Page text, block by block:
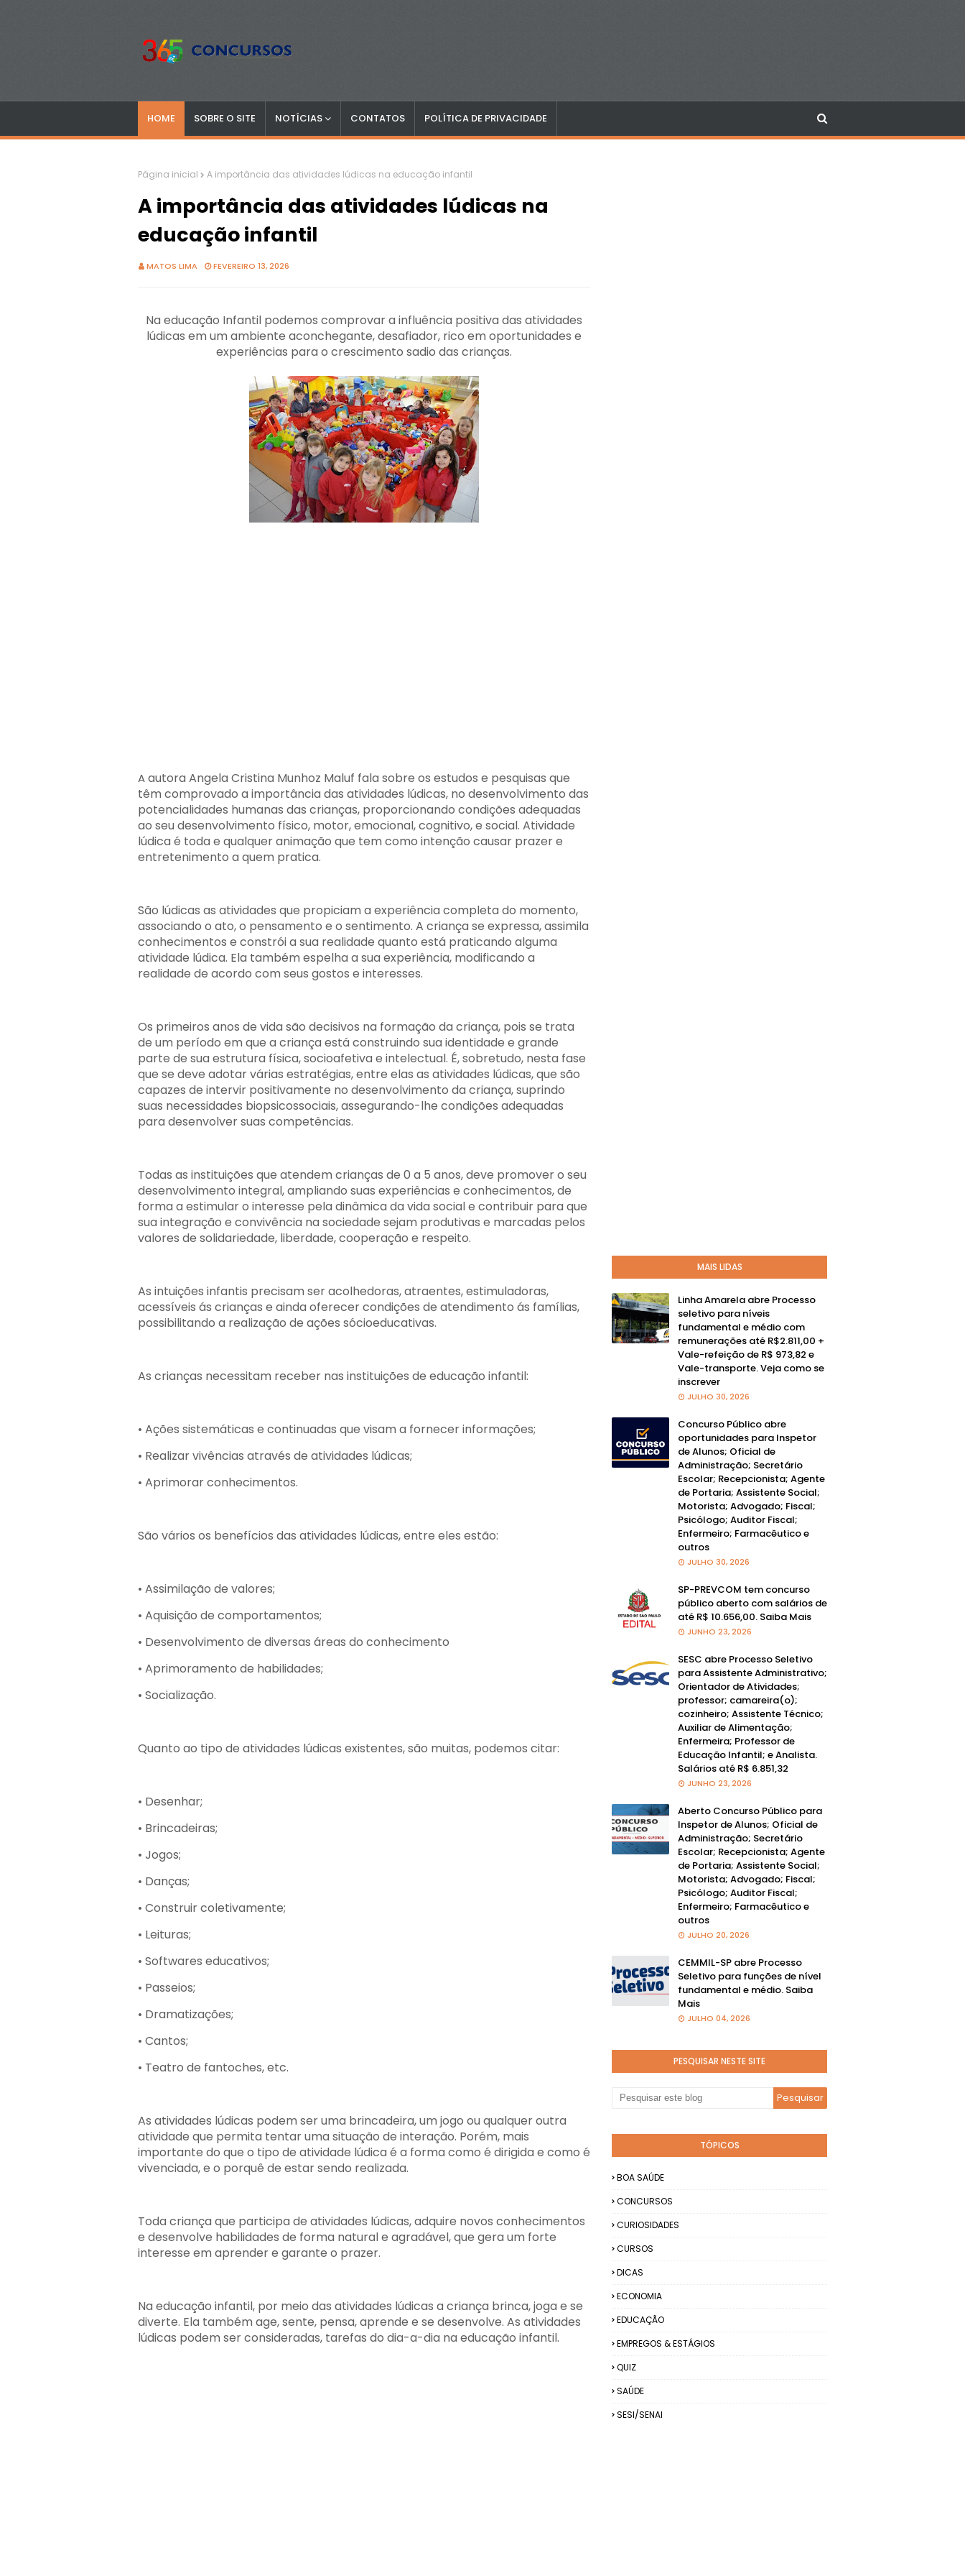
HOME SOBRE O SITE NOTÍCIAS CONTATOS POLÍTICA DE PRIVACIDADE
Página inicial A importância das atividades lúdicas na educação infantil
A importância das atividades lúdicas na
educação infantil
MATOS LIMA FEVEREIRO 13, 2026
Na educação Infantil podemos comprovar a influência positiva das atividades
lúdicas em um ambiente aconchegante, desafiador, rico em oportunidades e
experiências para o crescimento sadio das crianças.
Aautora Angela Cristina Munhoz Maluf fala sobre os estudos e pesquisas que
têm comprovado a importância das atividades lúdicas, no desenvolvimento das
potencialidades humanas das crianças, proporcionando condições adequadas
ao seu desenvolvimento físico, motor, emocional, cognitivo, e social. Atividade
lúdica é toda e qualquer animação que tem como intenção causar prazer e
entretenimento a quem pratica.
São lúdicas as atividades que propiciam a experiência completa do momento,
associando o ato, o pensamento e o sentimento. A criança se expressa, assimila
conhecimentos e constrói a sua realidade quanto está praticando alguma
atividade lúdica. Ela também espelha a sua experiência, modificando a
realidade de acordo com seus gostos e interesses.
Os primeiros anos de vida são decisivos na formação da criança, pois se trata
de um período em que a criança está construindo sua identidade e grande
parte de sua estrutura física, socioafetiva e intelectual. É, sobretudo, nesta fase
que se deve adotar várias estratégias, entre elas as atividades lúdicas, que são
capazes de intervir positivamente no desenvolvimento da criança, suprindo
suas necessidades biopsicossociais, assegurando-lhe condições adequadas
para desenvolver suas competências.
Todas as instituições que atendem crianças de 0 a 5 anos, deve promover o seu
desenvolvimento integral, ampliando suas experiências e conhecimentos, de
forma a estimular o interesse pela dinâmica da vida social e contribuir para que
sua integração e convivência na sociedade sejam produtivas e marcadas pelos
valores de solidariedade, liberdade, cooperação e respeito.
As intuições infantis precisam ser acolhedoras, atraentes, estimuladoras,
acessíveis ás crianças e ainda oferecer condições de atendimento ás famílias,
possibilitando a realização de ações sócioeducativas.
As crianças necessitam receber nas instituições de educação infantil:
• Ações sistemáticas e continuadas que visam a fornecer informações;
• Realizar vivências através de atividades lúdicas;
• Aprimorar conhecimentos.
São vários os benefícios das atividades lúdicas, entre eles estão:
• Assimilação de valores;
• Aquisição de comportamentos;
• Desenvolvimento de diversas áreas do conhecimento
• Aprimoramento de habilidades;
• Socialização.
Quanto ao tipo de atividades lúdicas existentes, são muitas, podemos citar:
• Desenhar;
• Brincadeiras;
• Jogos;
• Danças;
• Construir coletivamente;
• Leituras;
• Softwares educativos;
• Passeios;
• Dramatizações;
• Cantos;
• Teatro de fantoches, etc.
As atividades lúdicas podem ser uma brincadeira, um jogo ou qualquer outra
atividade que permita tentar uma situação de interação. Porém, mais
importante do que o tipo de atividade lúdica é a forma como é dirigida e como é
vivenciada, e o porquê de estar sendo realizada.
Toda criança que participa de atividades lúdicas, adquire novos conhecimentos
e desenvolve habilidades de forma natural e agradável, que gera um forte
interesse em aprender e garante o prazer.
Na educação infantil, por meio das atividades lúdicas a criança brinca, joga e se
diverte. Ela também age, sente, pensa, aprende e se desenvolve. As atividades
lúdicas podem ser consideradas, tarefas do dia-a-dia na educação infantil.
MAIS LIDAS
Linha Amarela abre Processo
seletivo para níveis
fundamental e médio com
remunerações até R$2.811,00 +
Vale-refeição de R$ 973,82 e
Vale-transporte. Veja como se
inscrever
JULHO 30, 2026
Concurso Público abre
oportunidades para Inspetor
de Alunos; Oficial de
Administração; Secretário
Escolar; Recepcionista; Agente
de Portaria; Assistente Social;
Motorista; Advogado; Fiscal;
Psicólogo; Auditor Fiscal;
Enfermeiro; Farmacêutico e
outros
JULHO 30, 2026
SP-PREVCOM tem concurso
público aberto com salários de
até R$ 10.656,00. Saiba Mais
JUNHO 23, 2026
SESC abre Processo Seletivo
para Assistente Administrativo;
Orientador de Atividades;
professor; camareira(o);
cozinheiro; Assistente Técnico;
Auxiliar de Alimentação;
Enfermeira; Professor de
Educação Infantil; e Analista.
Salários até R$ 6.851,32
JUNHO 23, 2026
Aberto Concurso Público para
Inspetor de Alunos; Oficial de
Administração; Secretário
Escolar; Recepcionista; Agente
de Portaria; Assistente Social;
Motorista; Advogado; Fiscal;
Psicólogo; Auditor Fiscal;
Enfermeiro; Farmacêutico e
outros
JULHO 20, 2026
CEMMIL-SP abre Processo
Seletivo para funções de nível
fundamental e médio. Saiba
Mais
JULHO 04, 2026
PESQUISAR NESTE SITE
TÓPICOS
BOA SAÚDE
CONCURSOS
CURIOSIDADES
CURSOS
DICAS
ECONOMIA
EDUCAÇÃO
EMPREGOS & ESTÁGIOS
QUIZ
SAÚDE
SESI/SENAI